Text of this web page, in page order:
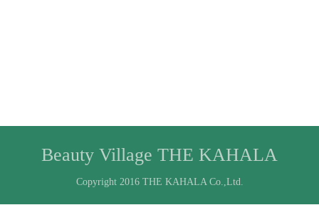
Beauty Village THE KAHALA
Copyright 2016 THE KAHALA Co.,Ltd.